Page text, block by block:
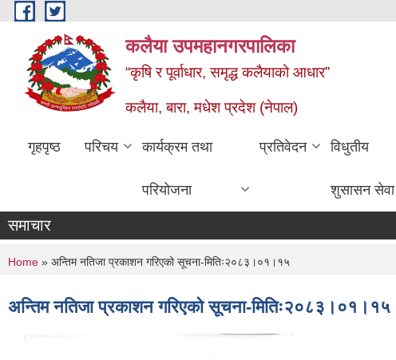
Skip to main content
कलैया उपमहानगरपालिका
“कृषि र पूर्वाधार, समृद्ध कलैयाको आधार”
कलैया, बारा, मधेश प्रदेश (नेपाल)
गृहपृष्ठ परिचय कार्यक्रम तथा
परियोजना
प्रतिवेदन विधुतीय
शुसासन सेवा
समाचार
You are here
Home » अन्तिम नतिजा प्रकाशन गरिएको सूचना-मितिः२०८३।०१।१५
अन्तिम नतिजा प्रकाशन गरिएको सूचना-मितिः२०८३।०१।१५